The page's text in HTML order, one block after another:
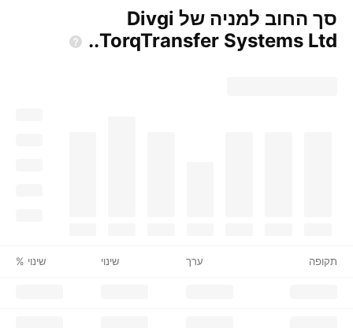
סך החוב למניה של Divgi
TorqTransfer Systems Ltd..
תקופה ערך שינוי שינוי %